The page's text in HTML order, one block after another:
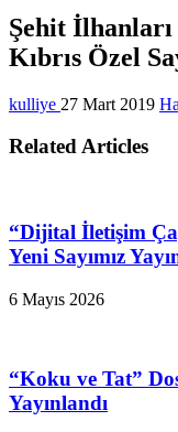
Şehit
Kıbrıs Özel
kulliye 27 Mart 2019
Related Articles
“Dijital İletişim
Yeni Sayımız
6 Mayıs 2026
“Koku ve Tat”
Yayınlandı